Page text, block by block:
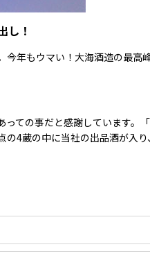
し！
年もウマい！大海酒造の最高
ての事だと感謝しています。
4蔵の中に当社の出品酒が入